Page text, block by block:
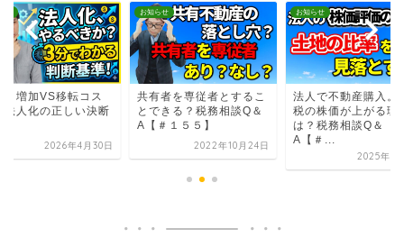
り増加VS移転コス
法人化の正しい決断
2026年4月30日
お知らせ
共有者を専従者とするこ
とできる？税務相談Q＆
A【＃１５５】
2022年10月24日
お知らせ
法人で不動産購入。
税の株価が上がる理
は？税務相談Q＆
A【＃...
2025年10